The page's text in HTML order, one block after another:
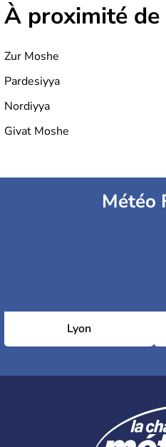
À proximité de
Zur Moshe
Pardesiyya
Nordiyya
Givat Moshe
Météo
Lyon